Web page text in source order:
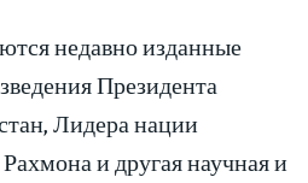
недавно изданные
Президента
Лидера нации
и другая научная и